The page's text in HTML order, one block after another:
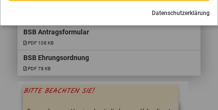
Datenschutzerklärung
BSB Antragsformular
PDF 108 KB
BSB Ehrungsordnung
PDF 78 KB
BITTE BEACHTEN SIE!